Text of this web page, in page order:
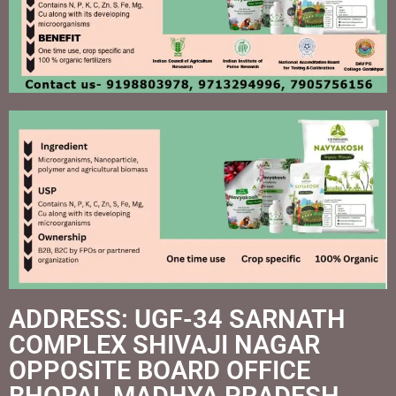
ADDRESS: UGF-34 SARNATH
COMPLEX SHIVAJI NAGAR
OPPOSITE BOARD OFFICE